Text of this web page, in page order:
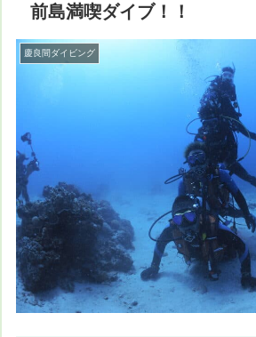
前島満喫ダイブ！！
慶良間ダイビング